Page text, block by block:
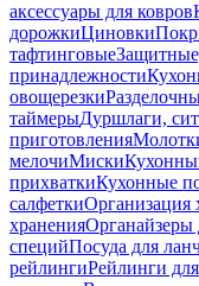
аксессуары для ковров
дорожкиЦиновки
тафтинговые
принадлежности
овощерезки
таймерыДуршлаги,
приготовления
мелочиМиски
прихваткиКухонные
салфеткиОрганизация
храненияОрганайзеры
специйПосуда для
рейлингиРейлинги